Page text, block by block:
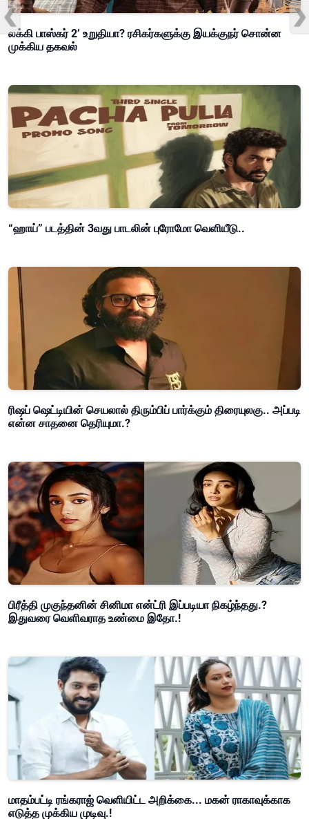
லக்கி பாஸ்கர் 2’ உறுதியா? ரசிகர்களுக்கு இயக்குநர் சொன்ன
முக்கிய தகவல்
“ஹாய்” படத்தின் 3வது பாடலின் புரோமோ வெளியீடு..
ரிஷப் ஷெட்டியின் செயலால் திரும்பிப் பார்க்கும் திரையுலகு.. அப்படி
என்ன சாதனை தெரியுமா.?
பிரீத்தி முகுந்தனின் சினிமா என்ட்ரி இப்படியா நிகழ்ந்தது.?
இதுவரை வெளிவராத உண்மை இதோ.!
மாதம்பட்டி ரங்கராஜ் வெளியிட்ட அறிக்கை... மகன் ராகாவுக்காக
எடுத்த முக்கிய முடிவு.!